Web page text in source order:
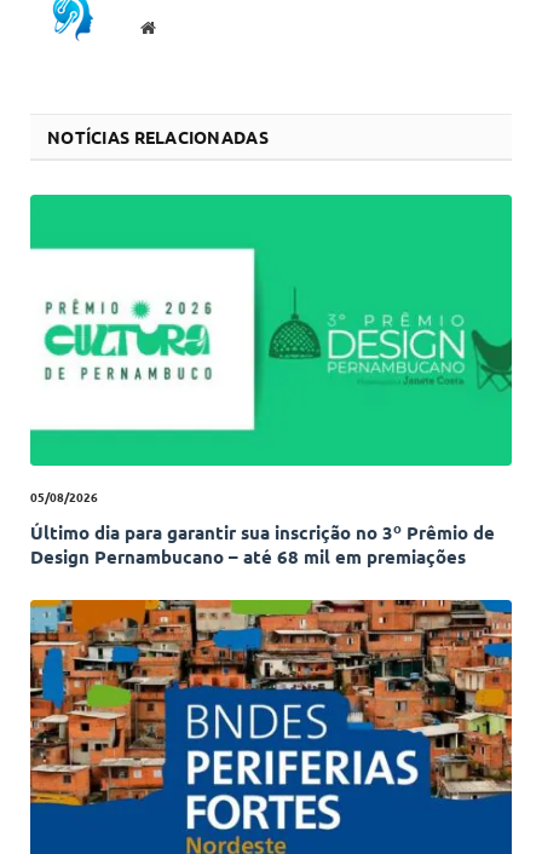
Website
NOTÍCIAS RELACIONADAS
05/08/2026
Último dia para garantir sua inscrição no 3º Prêmio de
Design Pernambucano – até 68 mil em premiações